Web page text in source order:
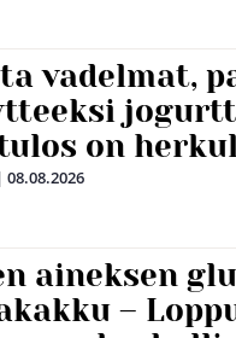
vadelmat,
on
| 08.08.2026
aineksen
–